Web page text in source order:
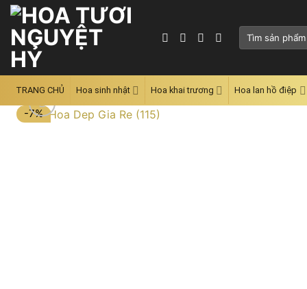
Skip
content
Tìm
TRANG CHỦ Hoa sinh nhật Hoa khai trương Hoa lan hồ điệp
-7%